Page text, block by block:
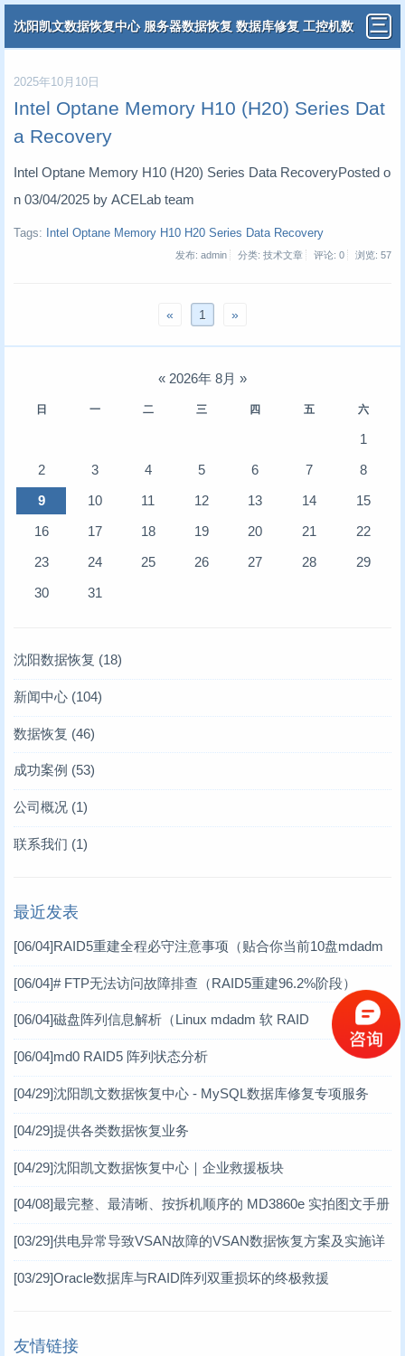
沈阳凯文数据恢复中心 服务器数据恢复 数据库修复 工控机数
据恢复 分布式虚拟机数据恢复
2025年10月10日
Intel Optane Memory H10 (H20) Series Dat
a Recovery
Intel Optane Memory H10 (H20) Series Data RecoveryPosted o
n 03/04/2025 by ACELab team
Tags: Intel Optane Memory H10 H20 Series Data Recovery
发布: admin 分类: 技术文章 评论: 0 浏览: 57
« 1 »
« 2026年 8月 »
日 一 二 三 四 五 六
1
2
3 4 5 6 7
8
9
10 11 12 13 14
15
16
17 18 19 20 21
22
23
24 25 26 27 28
29
30
31
沈阳数据恢复 (18)
新闻中心 (104)
存储业内新闻
凯文数据恢复新闻
技术文章
数据恢复 (46)
服务器数据恢复
硬盘数据恢复
存储卡类恢复
数据库修复
成功案例 (53)
服务器数据恢复案例
数据库修复案例
工控机数据恢复案例
数码数据恢复案例(3)
DV数据恢复案例(1)
虚拟机数据恢复案例(2)
小型机数据恢复(1)
台式机数据恢复案例(14)
笔记本数据恢复案例(3)
公司概况 (1)
联系我们 (1)
最近发表
[06/04]RAID5重建全程必守注意事项（贴合你当前10盘mdadm
[06/04]# FTP无法访问故障排查（RAID5重建96.2%阶段）
[06/04]磁盘阵列信息解析（Linux mdadm 软 RAID
[06/04]md0 RAID5 阵列状态分析
[04/29]沈阳凯文数据恢复中心 - MySQL数据库修复专项服务
[04/29]提供各类数据恢复业务
[04/29]沈阳凯文数据恢复中心｜企业救援板块
[04/08]最完整、最清晰、按拆机顺序的 MD3860e 实拍图文手册
MD3860e / MD3060e
[03/29]供电异常导致VSAN故障的VSAN数据恢复方案及实施详
情 一、VSAN分布式存储架构简介
[03/29]Oracle数据库与RAID阵列双重损坏的终极救援
友情链接